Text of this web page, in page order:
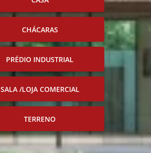
CHÁCARAS
PRÉDIO INDUSTRIAL
SALA /LOJA COMERCIAL
TERRENO